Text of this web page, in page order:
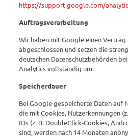
https://support.google.com/
Auftragsverarbeitung
Wir haben mit Google einen
abgeschlossen und setzen die
deutschen Datenschutzbehörden
Analytics vollständig um.
Speicherdauer
Bei Google gespeicherte Daten auf
die mit Cookies, Nutzerkennungen
IDs (z. B. DoubleClick-Cookies,
sind, werden nach 14 Monaten